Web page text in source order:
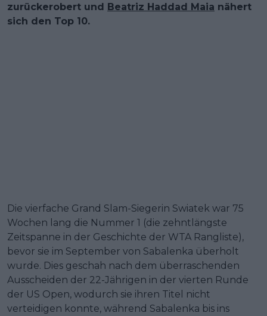
zurückerobert und Beatriz Haddad Maia nähert
sich den Top 10.
Die vierfache Grand Slam-Siegerin Swiatek war 75
Wochen lang die Nummer 1 (die zehntlängste
Zeitspanne in der Geschichte der WTA Rangliste),
bevor sie im September von Sabalenka überholt
wurde. Dies geschah nach dem überraschenden
Ausscheiden der 22-Jährigen in der vierten Runde
der US Open, wodurch sie ihren Titel nicht
verteidigen konnte, während Sabalenka bis ins